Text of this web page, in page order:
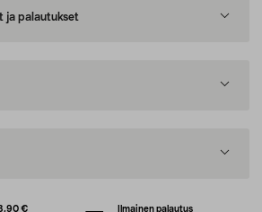
ja palautukset
€
Ilmainen palautus